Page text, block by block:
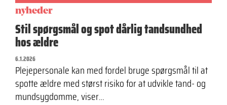
nyheder
Stil spørgsmål og spot dårlig tandsundhed
hos ældre
6.1.2026
Plejepersonale kan med fordel bruge spørgsmål til at
spotte ældre med størst risiko for at udvikle tand- og
mundsygdomme, viser…